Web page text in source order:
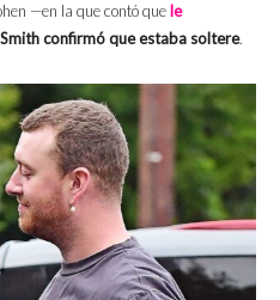
—en la que contó que le
Smith confirmó que estaba soltere.